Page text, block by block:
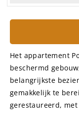
Het appartement
beschermd
belangrijkste
gemakkelijk te
gerestaureerd,